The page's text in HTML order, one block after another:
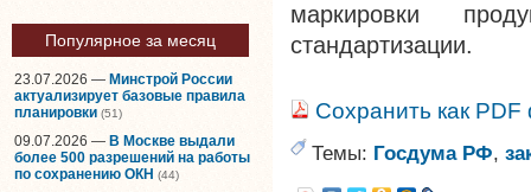
Популярное за месяц
23.07.2026 — Минстрой России
актуализирует базовые правила
планировки (51)
09.07.2026 — В Москве выдали
более 500 разрешений на работы
по сохранению ОКН (44)
маркировки
стандартизации.
Сохранить как
Темы: Госдума РФ,